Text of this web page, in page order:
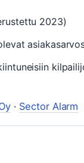
2023)
· Sector Alarm